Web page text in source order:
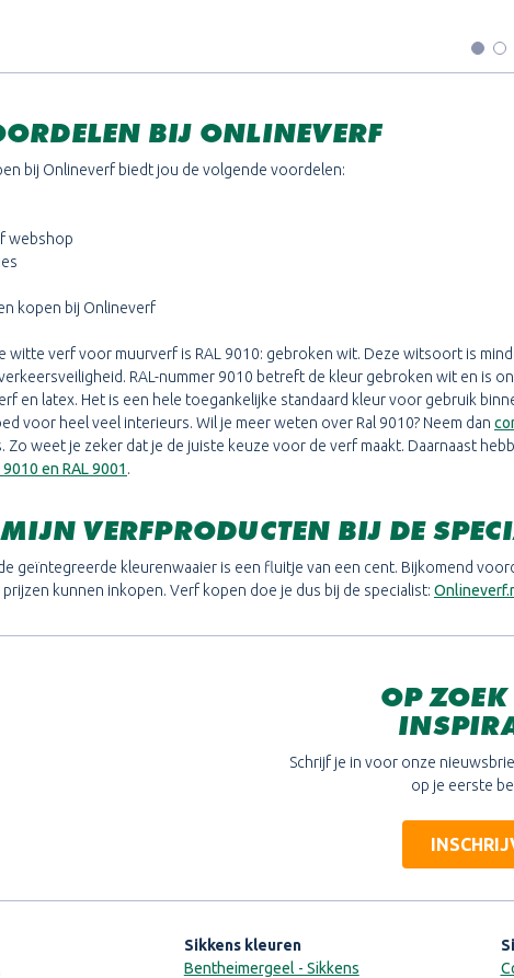
BIJ ONLINEVERF
bij Onlineverf biedt jou de volgende voordelen:
webshop
kopen bij Onlineverf
witte verf voor muurverf is RAL 9010: gebroken wit. Deze witsoort is
RAL-nummer 9010 betreft de kleur gebroken wit en is
en latex. Het is een hele toegankelijke standaard kleur voor gebruik
voor heel veel interieurs. Wil je meer weten over Ral 9010? Neem dan
Zo weet je zeker dat je de juiste keuze voor de verf maakt. Daarnaast
9010 en RAL 9001.
VERFPRODUCTEN BIJ DE
geïntegreerde kleurenwaaier is een fluitje van een cent. Bijkomend
kunnen inkopen. Verf kopen doe je dus bij de specialist:
OP
Schrijf je in voor onze
op je eerste
Sikkens kleuren
Bentheimergeel - Sikkens